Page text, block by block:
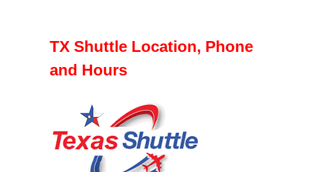
TX Shuttle Location, Phone
and Hours